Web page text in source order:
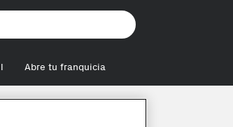
Abre tu franquicia